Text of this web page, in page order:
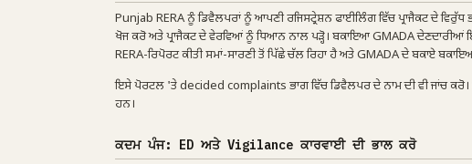
Punjab RERA ਨੂੰ ਡਿਵੈਲਪਰਾਂ ਨੂੰ ਆਪਣੀ ਰਜਿਸਟ੍ਰੇਸ਼ਨ ਫਾਈਲਿੰਗ ਵਿੱਚ ਪ੍ਰਾਜੈਕਟ ਦੇ
ਖੋਜ ਕਰੋ ਅਤੇ ਪ੍ਰਾਜੈਕਟ ਦੇ ਵੇਰਵਿਆਂ ਨੂੰ ਧਿਆਨ ਨਾਲ ਪੜ੍ਹੋ। ਬਕਾਇਆ GMADA ਦੇਣਦਾਰੀਆਂ
RERA-ਰਿਪੋਰਟ ਕੀਤੀ ਸਮਾਂ-ਸਾਰਣੀ ਤੋਂ ਪਿੱਛੇ ਚੱਲ ਰਿਹਾ ਹੈ ਅਤੇ GMADA ਦੇ ਬਕਾਏ
ਇਸੇ ਪੋਰਟਲ 'ਤੇ decided complaints ਭਾਗ ਵਿੱਚ ਡਿਵੈਲਪਰ ਦੇ ਨਾਮ ਦੀ ਵੀ ਜਾਂਚ ਕਰੋ।
ਹਨ।
ਕਦਮ ਪੰਜ: ED ਅਤੇ Vigilance ਕਾਰਵਾਈ ਦੀ ਭਾਲ ਕਰੋ